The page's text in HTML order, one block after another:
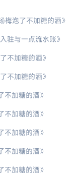
梅泡了不加糖的酒》
驻与一点流水账》
不加糖的酒》
不加糖的酒》
不加糖的酒》
不加糖的酒》
不加糖的酒》
不加糖的酒》
不加糖的酒》